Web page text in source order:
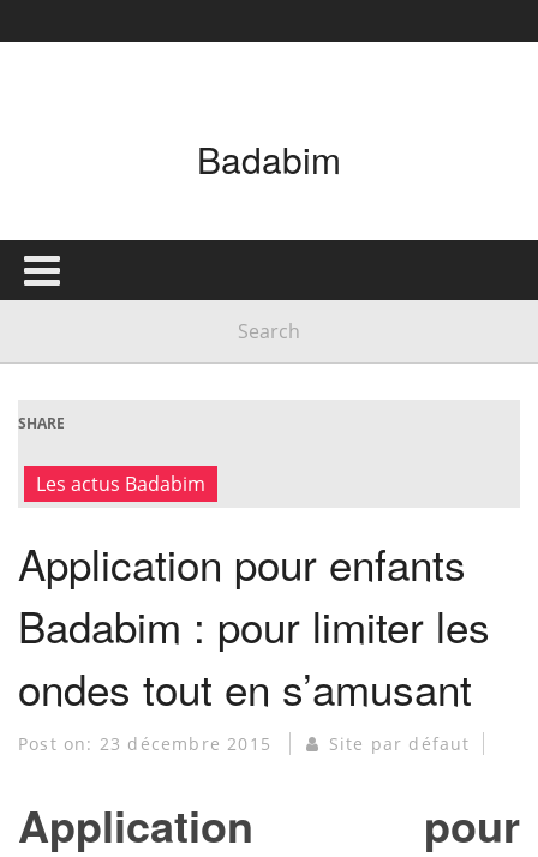
Badabim
SHARE
Les actus Badabim
Application pour enfants
Badabim : pour limiter les
ondes tout en s’amusant
Post on: 23 décembre 2015 Site par défaut
Application pour